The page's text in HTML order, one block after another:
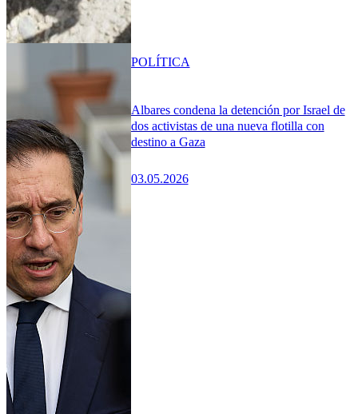
Albares condena la detención por Israel de
dos activistas de una nueva flotilla con
destino a Gaza
03.05.2026
POLÍTICA